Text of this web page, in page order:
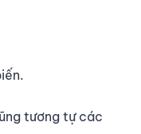
tương tự các